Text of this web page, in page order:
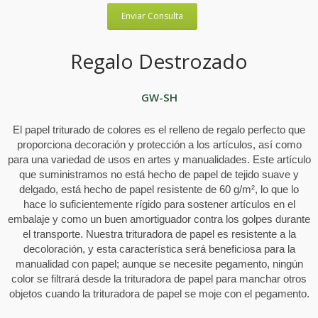
Enviar Consulta
Regalo Destrozado
GW-SH
El papel triturado de colores es el relleno de regalo perfecto que
proporciona decoración y protección a los artículos, así como
para una variedad de usos en artes y manualidades. Este artículo
que suministramos no está hecho de papel de tejido suave y
delgado, está hecho de papel resistente de 60 g/m², lo que lo
hace lo suficientemente rígido para sostener artículos en el
embalaje y como un buen amortiguador contra los golpes durante
el transporte. Nuestra trituradora de papel es resistente a la
decoloración, y esta característica será beneficiosa para la
manualidad con papel; aunque se necesite pegamento, ningún
color se filtrará desde la trituradora de papel para manchar otros
objetos cuando la trituradora de papel se moje con el pegamento.